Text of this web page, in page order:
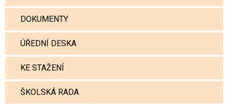
DOKUMENTY
ÚŘEDNÍ DESKA
KE STAŽENÍ
ŠKOLSKÁ RADA